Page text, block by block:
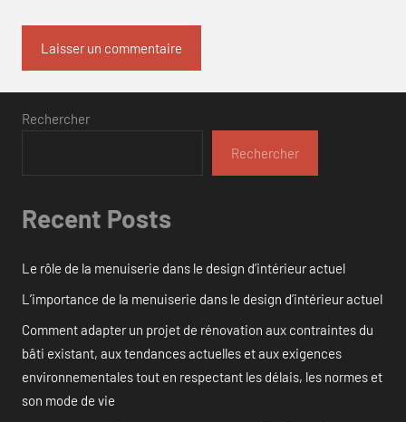
Rechercher
Rechercher
Recent Posts
Le rôle de la menuiserie dans le design d’intérieur actuel
L’importance de la menuiserie dans le design d’intérieur actuel
Comment adapter un projet de rénovation aux contraintes du
bâti existant, aux tendances actuelles et aux exigences
environnementales tout en respectant les délais, les normes et
son mode de vie